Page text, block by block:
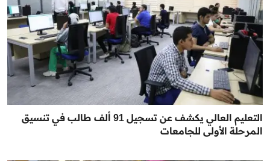
التعليم العالي يكشف عن تسجيل 91 ألف طالب في تنسيق
المرحلة الأولى للجامعات